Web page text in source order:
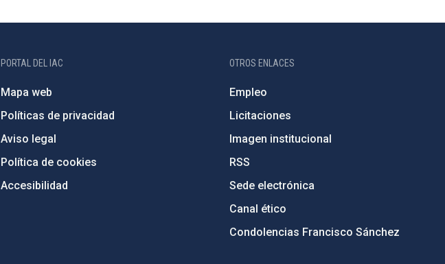
PORTAL DEL IAC
Mapa web
Políticas de privacidad
Aviso legal
Política de cookies
Accesibilidad
OTROS ENLACES
Empleo
Licitaciones
Imagen institucional
RSS
Sede electrónica
Canal ético
Condolencias Francisco Sánchez